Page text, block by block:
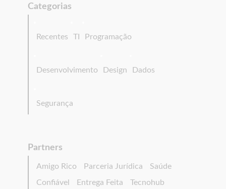
Categorias
Recentes TI Programação
Desenvolvimento Design Dados
Segurança
Partners
Amigo Rico Parceria Jurídica
Saúde
Confiável
Entrega Feita Tecnohub